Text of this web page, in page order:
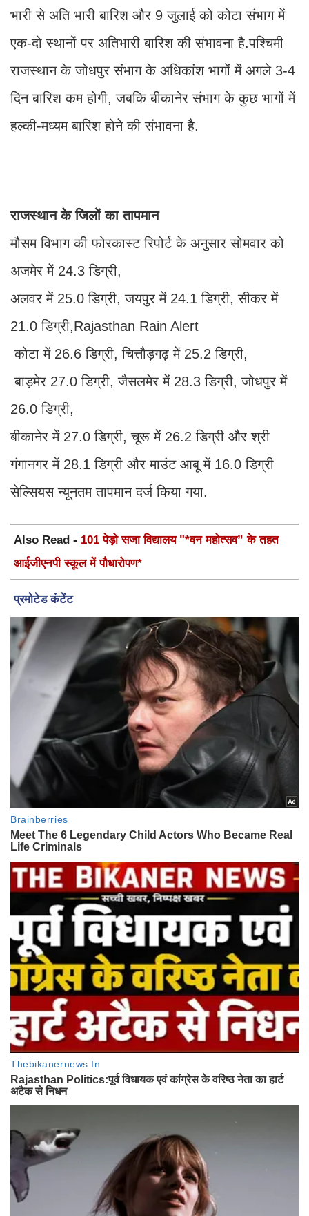
भारी से अति भारी बारिश और 9 जुलाई को कोटा संभाग में
एक-दो स्थानों पर अतिभारी बारिश की संभावना है.पश्चिमी
राजस्थान के जोधपुर संभाग के अधिकांश भागों में अगले 3-4
दिन बारिश कम होगी, जबकि बीकानेर संभाग के कुछ भागों में
हल्की-मध्यम बारिश होने की संभावना है.
राजस्थान के जिलों का तापमान
मौसम विभाग की फोरकास्ट रिपोर्ट के अनुसार सोमवार को
अजमेर में 24.3 डिग्री,
अलवर में 25.0 डिग्री, जयपुर में 24.1 डिग्री, सीकर में
21.0 डिग्री,Rajasthan Rain Alert
कोटा में 26.6 डिग्री, चित्तौड़गढ़ में 25.2 डिग्री,
बाड़मेर 27.0 डिग्री, जैसलमेर में 28.3 डिग्री, जोधपुर में
26.0 डिग्री,
बीकानेर में 27.0 डिग्री, चूरू में 26.2 डिग्री और श्री
गंगानगर में 28.1 डिग्री और माउंट आबू में 16.0 डिग्री
सेल्सियस न्यूनतम तापमान दर्ज किया गया.
Also Read - 101 पेड़ो सजा विद्यालय "*वन महोत्सव” के तहत
आईजीएनपी स्कूल में पौधारोपण*